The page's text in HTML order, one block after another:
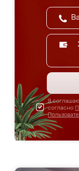
Я
согласно